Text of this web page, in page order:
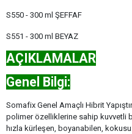
S550 - 300 ml ŞEFFAF
S551 - 300 ml BEYAZ
AÇIKLAMALAR
Genel Bilgi:
Somafix Genel Amaçlı Hibrit
polimer özelliklerine sahip kuvvetli
hızla kürleşen, boyanabilen,